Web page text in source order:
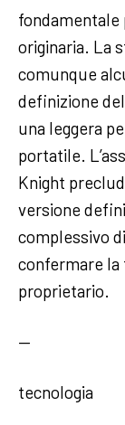
fondamentale
originaria. La
comunque
definizione
una leggera
portatile.
Knight
versione
complessivo
confermare
proprietario.
—
tecnologia